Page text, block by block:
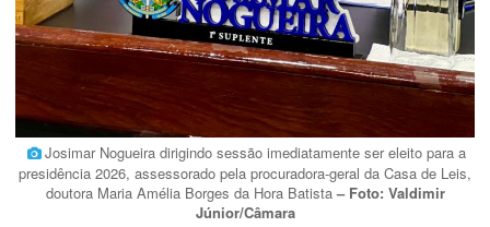
Josimar Nogueira dirigindo sessão imediatamente ser eleito para a
presidência 2026, assessorado pela procuradora-geral da Casa de Leis,
doutora Maria Amélia Borges da Hora Batista – Foto: Valdimir
Júnior/Câmara